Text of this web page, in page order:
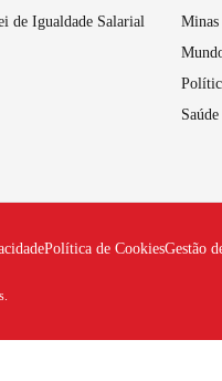
de Igualdade Salarial
Minas
Saúde
Política de CookiesGestão